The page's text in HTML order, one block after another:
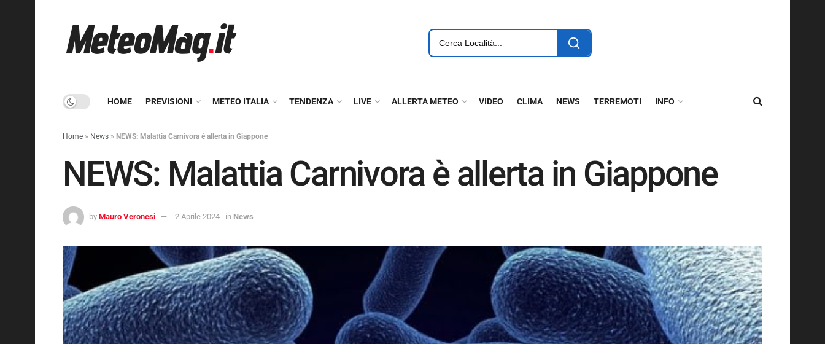
HOME PREVISIONI METEO ITALIA TENDENZA LIVE ALLERTA METEO VIDEO CLIMA NEWS TERREMOTI INFO
Home » News » NEWS: Malattia Carnivora è allerta in Giappone
NEWS: Malattia Carnivora è allerta in Giappone
by Mauro Veronesi 2 Aprile 2024 in News